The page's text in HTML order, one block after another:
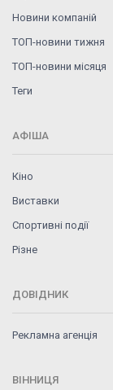
Новини компаній
ТОП-новини тижня
ТОП-новини місяця
Теги
АФІША
Кіно
Виставки
Спортивні події
Різне
ДОВІДНИК
Рекламна агенція
ВІННИЦЯ